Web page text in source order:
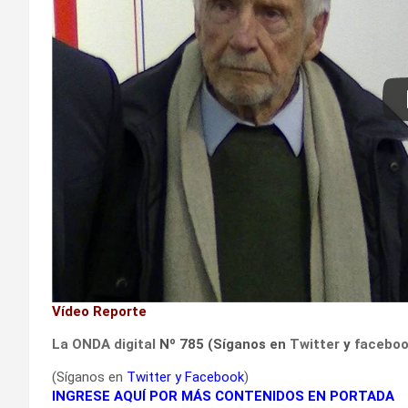
Vídeo Reporte
La ONDA digital Nº 785 (Síganos en Twitter y
(Síganos en Twitter yFacebook)
INGRESE AQUÍ POR MÁS CONTENIDOS EN PORTADA